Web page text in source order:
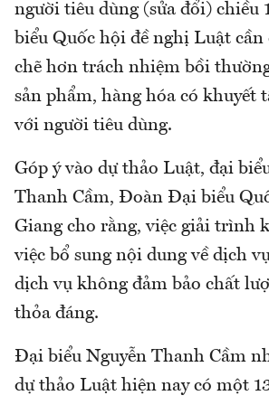
người tiêu dùng (sửa đổi) chiều
biểu Quốc hội đề nghị Luật
chẽ hơn trách nhiệm bồi
sản phẩm, hàng hóa có khuyết
với người tiêu dùng.
Góp ý vào dự thảo Luật, đại
Thanh Cầm, Đoàn Đại biểu
Giang cho rằng, việc giải trình
việc bổ sung nội dung về dịch
dịch vụ không đảm bảo chất
thỏa đáng.
Đại biểu Nguyễn Thanh Cầm
dự thảo Luật hiện nay có một